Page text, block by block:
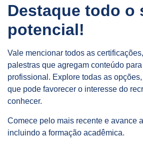
Destaque todo o
potencial!
Vale mencionar todos as
palestras que agregam conteúdo
profissional. Explore todas as
que pode favorecer o interesse do
conhecer.
Comece pelo mais recente e avance
incluindo a formação acadêmica.